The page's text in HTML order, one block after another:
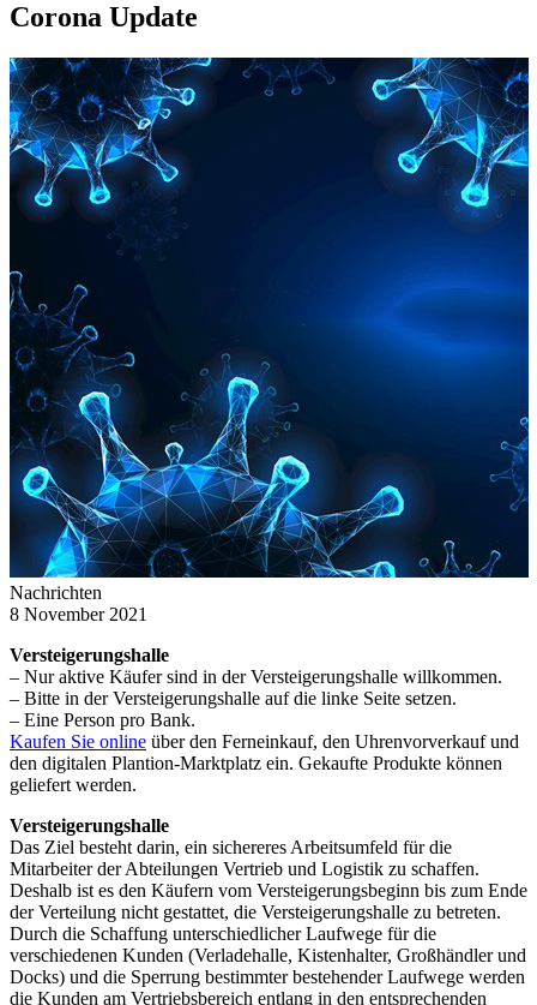
Corona Update
Nachrichten
8 November 2021
Versteigerungshalle
– Nur aktive Käufer sind in der Versteigerungshalle willkommen.
– Bitte in der Versteigerungshalle auf die linke Seite setzen.
– Eine Person pro Bank.
Kaufen Sie online über den Ferneinkauf, den Uhrenvorverkauf und
den digitalen Plantion-Marktplatz ein. Gekaufte Produkte können
geliefert werden.
Versteigerungshalle
Das Ziel besteht darin, ein sichereres Arbeitsumfeld für die
Mitarbeiter der Abteilungen Vertrieb und Logistik zu schaffen.
Deshalb ist es den Käufern vom Versteigerungsbeginn bis zum Ende
der Verteilung nicht gestattet, die Versteigerungshalle zu betreten.
Durch die Schaffung unterschiedlicher Laufwege für die
verschiedenen Kunden (Verladehalle, Kistenhalter, Großhändler und
Docks) und die Sperrung bestimmter bestehender Laufwege werden
die Kunden am Vertriebsbereich entlang in den entsprechenden